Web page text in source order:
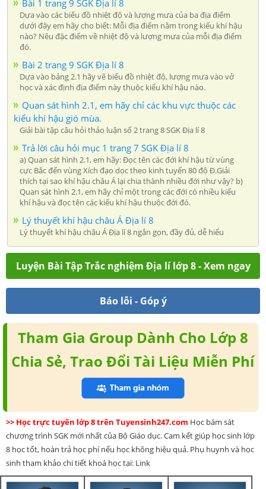
Bài 1 trang 9 SGK Địa lí 8
Dựa vào các biểu đồ nhiệt độ và lượng mưa của ba địa điểm
dưới đây em hãy cho biết: Mỗi địa điểm nằm trong kiểu khí hậu
nào? Nêu đặc điểm về nhiệt độ và lượng mưa của mỗi địa điểm
đó.
Bài 2 trang 9 SGK Địa lí 8
Dựa vào bảng 2.1 hãy vẽ biểu đồ nhiệt độ, lượng mưa vào vở
học và xác định địa điểm này thuộc kiểu khí hậu nào.
Quan sát hình 2.1, em hãy chỉ các khu vực thuộc các
kiểu khí hậu gió mùa.
Giải bài tập câu hỏi thảo luận số 2 trang 8 SGK Địa lí 8
Trả lời câu hỏi mục 1 trang 7 SGK Địa lí 8
a) Quan sát hình 2.1, em hãy: Đọc tên các đới khí hậu từ vùng
cực Bắc đến vùng Xích đạo dọc theo kinh tuyến 80 độ Đ.Giải
thích tại sao khí hậu châu Á lại chia thành nhiều đới như vậy? b)
Quan sát hình 2.1, em hãy chỉ một trong các đới có nhiều kiểu
khí hậu và đọc tên các kiểu khí hậu thuộc đới đó.
Lý thuyết khí hậu châu Á Địa lí 8
Lý thuyết khí hậu châu Á Địa lí 8 ngắn gọn, đầy đủ, dễ hiểu
Luyện Bài Tập Trắc nghiệm Địa lí lớp 8 - Xem ngay
Báo lỗi - Góp ý
Tham Gia Group Dành Cho Lớp 8
Chia Sẻ, Trao Đổi Tài Liệu Miễn Phí
>> Học trực tuyến lớp 8 trên Tuyensinh247.com Học bám sát
chương trình SGK mới nhất của Bộ Giáo dục. Cam kết giúp học sinh lớp
8 học tốt, hoàn trả học phí nếu học không hiệu quả. Phụ huynh và học
sinh tham khảo chi tiết khoá học tại: Link